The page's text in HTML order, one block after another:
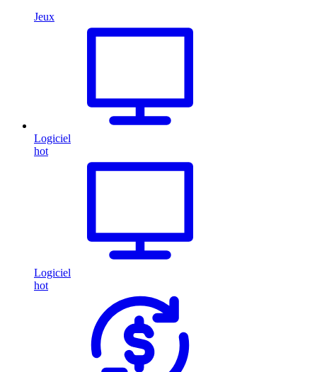
Jeux
Logiciel
hot
Logiciel
hot